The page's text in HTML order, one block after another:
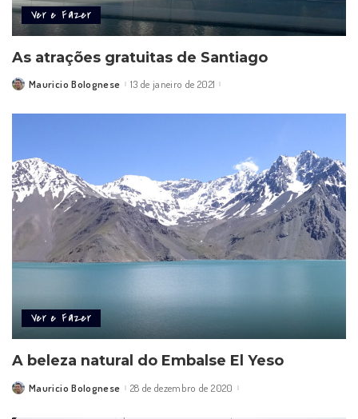
Ver e Fazer
As atrações gratuitas de Santiago
PostedMauricio Bolognese 13 de janeiro de 2021
Ver e Fazer
A beleza natural do Embalse El Yeso
PostedMauricio Bolognese 28 de dezembro de 2020